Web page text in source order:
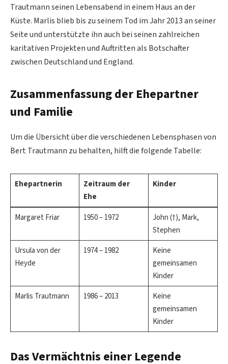
Trautmann seinen Lebensabend in einem Haus an der
Küste. Marlis blieb bis zu seinem Tod im Jahr 2013 an seiner
Seite und unterstützte ihn auch bei seinen zahlreichen
karitativen Projekten und Auftritten als Botschafter
zwischen Deutschland und England.
Zusammenfassung der Ehepartner
und Familie
Um die Übersicht über die verschiedenen Lebensphasen von
Bert Trautmann zu behalten, hilft die folgende Tabelle:
Ehepartnerin
Zeitraum der
Ehe
Kinder
Margaret Friar 1950 – 1972
John (†), Mark,
Stephen
Ursula von der
Heyde
1974 – 1982
Keine
gemeinsamen
Kinder
Marlis Trautmann
1986 – 2013
Keine
gemeinsamen
Kinder
Das Vermächtnis einer Legende